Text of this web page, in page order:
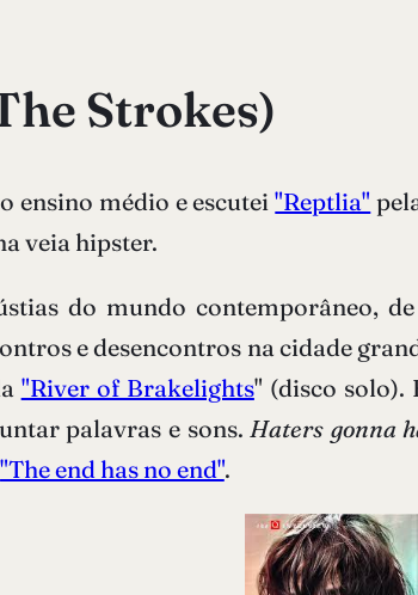
Strokes)
ensino médio e escutei"Reptlia"
veia hipster.
do mundo contemporâneo,
e desencontros na cidade
"River of Brakelights" (disco solo).
palavras e sons. Haters gonna
"The end has no end".